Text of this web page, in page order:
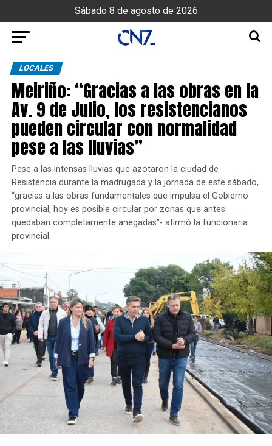
Sábado 8 de agosto de 2026
LOCALES
Meiriño: “Gracias a las obras en la
Av. 9 de Julio, los resistencianos
pueden circular con normalidad
pese a las lluvias”
Pese a las intensas lluvias que azotaron la ciudad de
Resistencia durante la madrugada y la jornada de este sábado,
“gracias a las obras fundamentales que impulsa el Gobierno
provincial, hoy es posible circular por zonas que antes
quedaban completamente anegadas”- afirmó la funcionaria
provincial.